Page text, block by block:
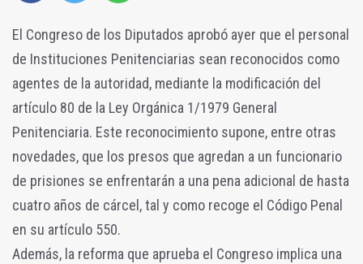
El Congreso de los Diputados aprobó ayer que el personal
de Instituciones Penitenciarias sean reconocidos como
agentes de la autoridad, mediante la modificación del
artículo 80 de la Ley Orgánica 1/1979 General
Penitenciaria. Este reconocimiento supone, entre otras
novedades, que los presos que agredan a un funcionario
de prisiones se enfrentarán a una pena adicional de hasta
cuatro años de cárcel, tal y como recoge el Código Penal
en su artículo 550.
Además, la reforma que aprueba el Congreso implica una